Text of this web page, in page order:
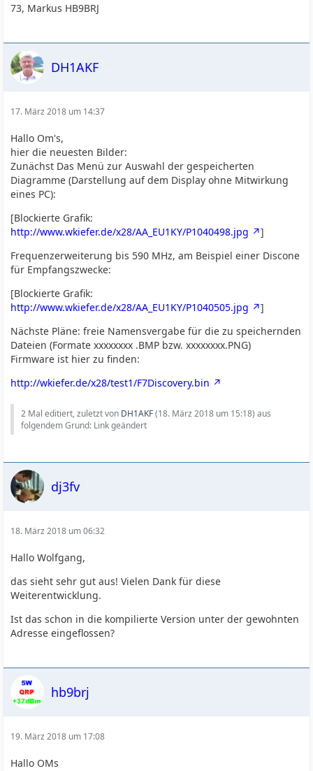
73, Markus HB9BRJ
DH1AKF
17. März 2018 um 14:37
Hallo Om's,
hier die neuesten Bilder:
Zunächst Das Menü zur Auswahl der gespeicherten
Diagramme (Darstellung auf dem Display ohne Mitwirkung
eines PC):
[Blockierte Grafik:
http://www.wkiefer.de/x28/AA_EU1KY/P1040498.jpg
]
Frequenzerweiterung bis 590 MHz, am Beispiel einer Discone
für Empfangszwecke:
[Blockierte Grafik:
http://www.wkiefer.de/x28/AA_EU1KY/P1040505.jpg
]
Nächste Pläne: freie Namensvergabe für die zu speichernden
Dateien (Formate xxxxxxxx .BMP bzw. xxxxxxxx.PNG)
Firmware ist hier zu finden:
http://wkiefer.de/x28/test1/F7Discovery.bin
2 Mal editiert, zuletzt von DH1AKF(18. März 2018 um 15:18) aus
folgendem Grund: Link geändert
dj3fv
18. März 2018 um 06:32
Hallo Wolfgang,
das sieht sehr gut aus! Vielen Dank für diese
Weiterentwicklung.
Ist das schon in die kompilierte Version unter der gewohnten
Adresse eingeflossen?
hb9brj
19. März 2018 um 17:08
Hallo OMs